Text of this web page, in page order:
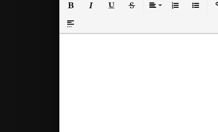
Вставка спойлера